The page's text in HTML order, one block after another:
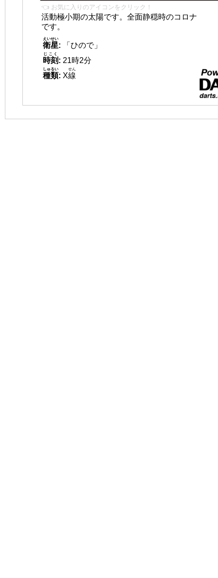
👈 お気に入りのアイコンをクリック！
活動極小期の太陽です。全面静穏時のコロナ
です。
衛星
えいせい
:
「ひので」
時刻
じこく
: 21時2分
種類
しゅるい
: X線
せん